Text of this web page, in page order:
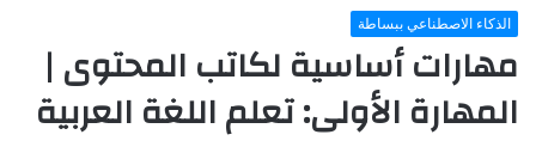
الذكاء الاصطناعي ببساطة
مهارات أساسية لكاتب المحتوى |
المهارة الأولى: تعلم اللغة العربية